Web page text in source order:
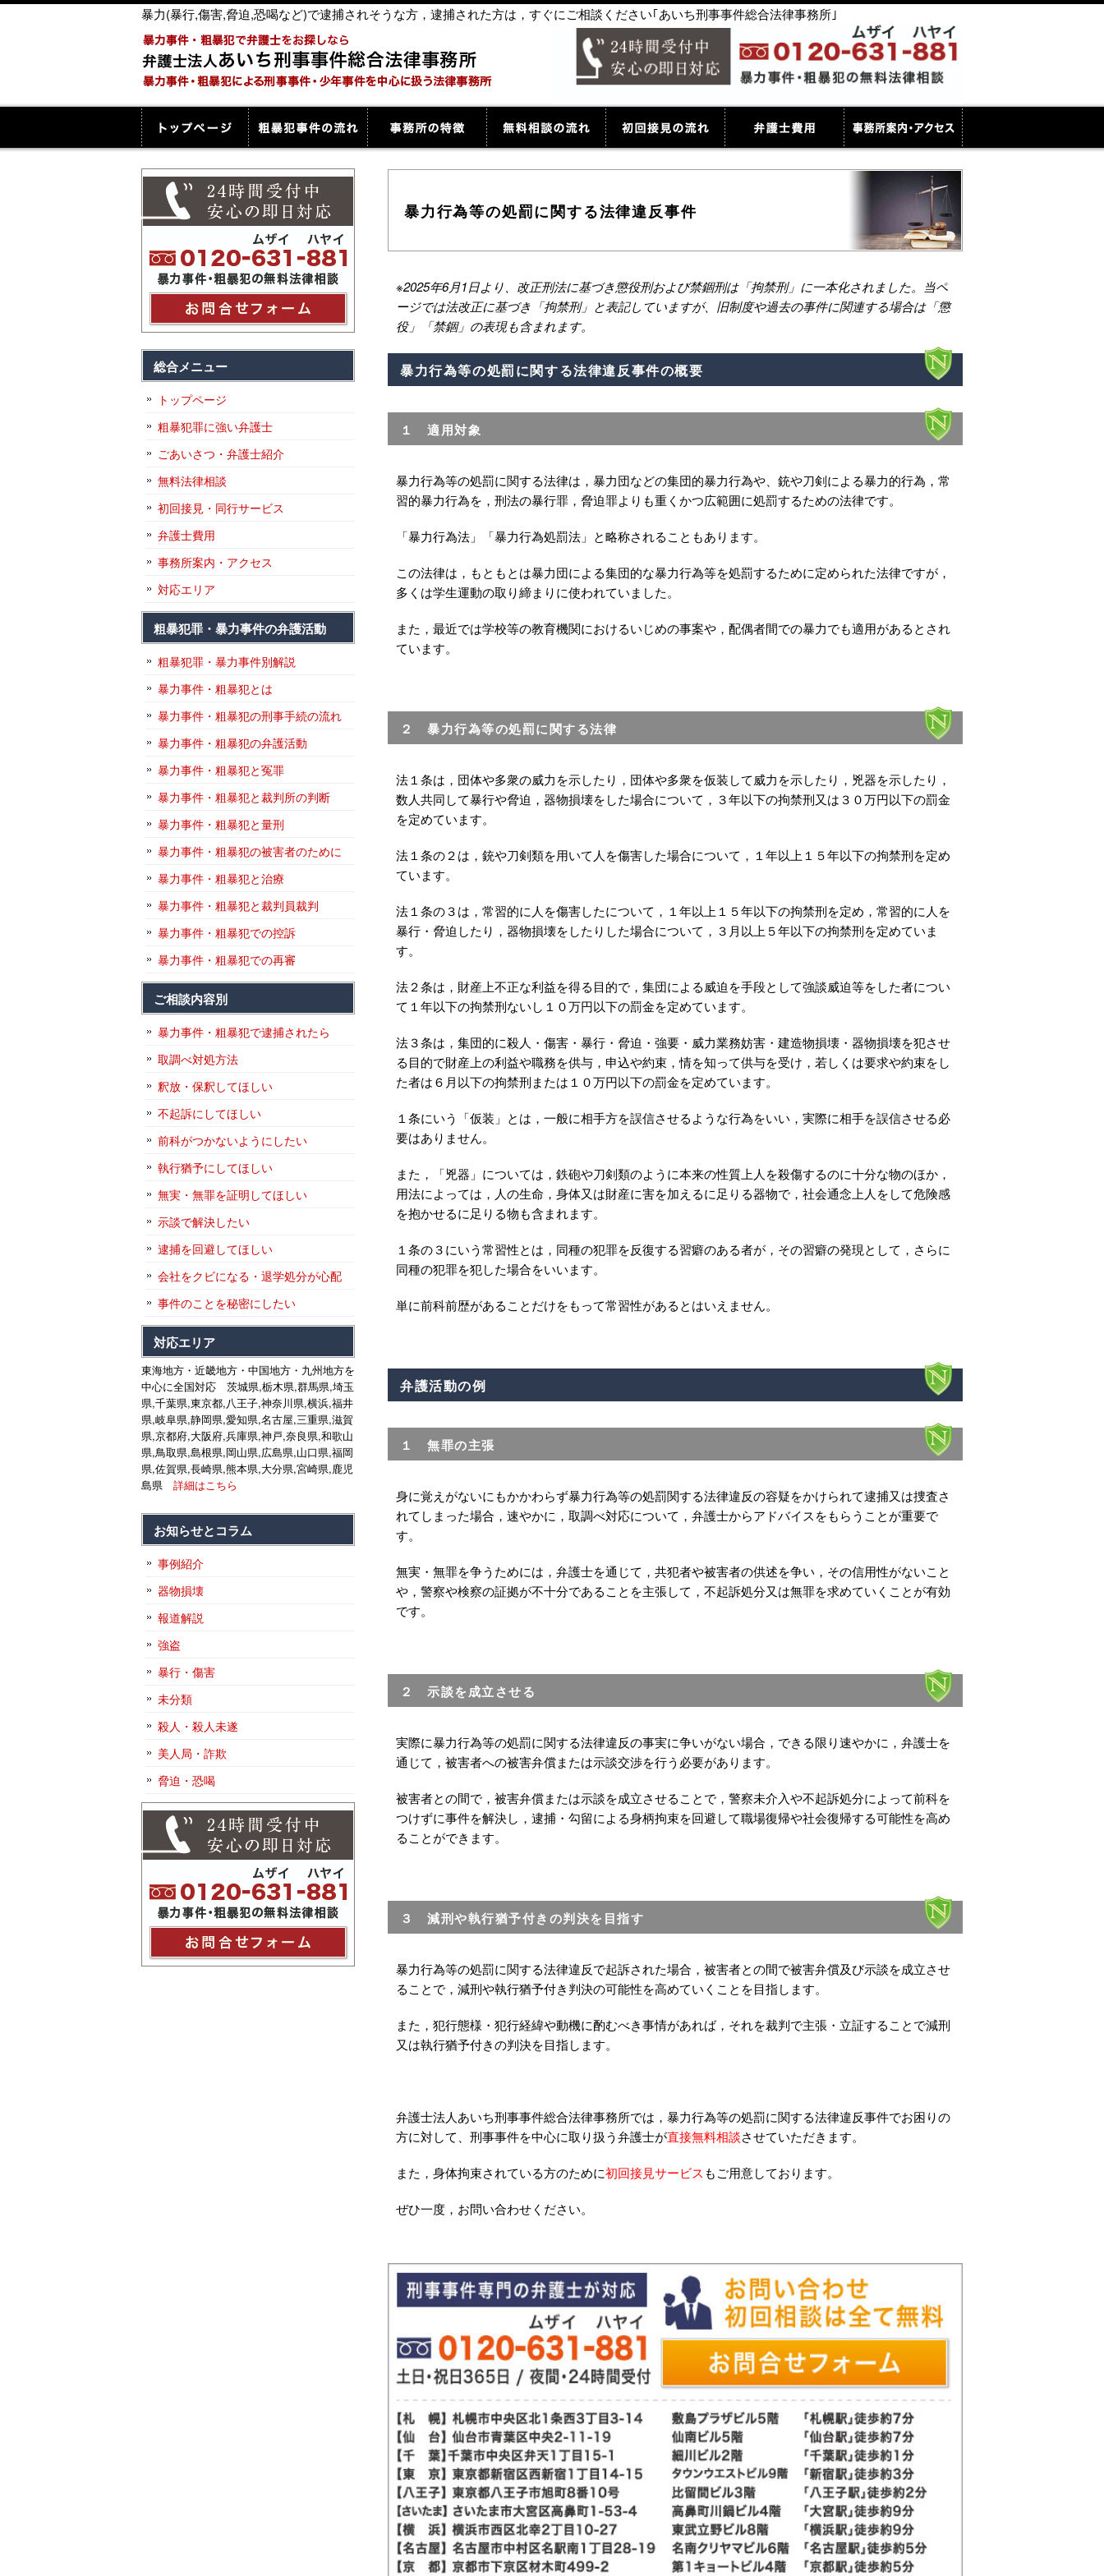
暴力(暴行,傷害,脅迫,恐喝など)で逮捕されそうな方，逮捕された方は，すぐにご相談ください｢あいち刑事事件総合法律事務所｣
暴力行為等の処罰に関する法律違反事件
※2025年6月1日より、改正刑法に基づき懲役刑および禁錮刑は「拘禁刑」に一本化されました。当ペ
ージでは法改正に基づき「拘禁刑」と表記していますが、旧制度や過去の事件に関連する場合は「懲
役」「禁錮」の表現も含まれます。
暴力行為等の処罰に関する法律違反事件の概要
１ 適用対象
暴力行為等の処罰に関する法律は，暴力団などの集団的暴力行為や、銃や刀剣による暴力的行為，常
習的暴力行為を，刑法の暴行罪，脅迫罪よりも重くかつ広範囲に処罰するための法律です。
「暴力行為法」「暴力行為処罰法」と略称されることもあります。
この法律は，もともとは暴力団による集団的な暴力行為等を処罰するために定められた法律ですが，
多くは学生運動の取り締まりに使われていました。
また，最近では学校等の教育機関におけるいじめの事案や，配偶者間での暴力でも適用があるとされ
ています。
２ 暴力行為等の処罰に関する法律
法１条は，団体や多衆の威力を示したり，団体や多衆を仮装して威力を示したり，兇器を示したり，
数人共同して暴行や脅迫，器物損壊をした場合について，３年以下の拘禁刑又は３０万円以下の罰金
を定めています。
法１条の２は，銃や刀剣類を用いて人を傷害した場合について，１年以上１５年以下の拘禁刑を定め
ています。
法１条の３は，常習的に人を傷害したについて，１年以上１５年以下の拘禁刑を定め，常習的に人を
暴行・脅迫したり，器物損壊をしたりした場合について，３月以上５年以下の拘禁刑を定めていま
す。
法２条は，財産上不正な利益を得る目的で，集団による威迫を手段として強談威迫等をした者につい
て１年以下の拘禁刑ないし１０万円以下の罰金を定めています。
法３条は，集団的に殺人・傷害・暴行・脅迫・強要・威力業務妨害・建造物損壊・器物損壊を犯させ
る目的で財産上の利益や職務を供与，申込や約束，情を知って供与を受け，若しくは要求や約束をし
た者は６月以下の拘禁刑または１０万円以下の罰金を定めています。
１条にいう「仮装」とは，一般に相手方を誤信させるような行為をいい，実際に相手を誤信させる必
要はありません。
また，「兇器」については，鉄砲や刀剣類のように本来の性質上人を殺傷するのに十分な物のほか，
用法によっては，人の生命，身体又は財産に害を加えるに足りる器物で，社会通念上人をして危険感
を抱かせるに足りる物も含まれます。
１条の３にいう常習性とは，同種の犯罪を反復する習癖のある者が，その習癖の発現として，さらに
同種の犯罪を犯した場合をいいます。
単に前科前歴があることだけをもって常習性があるとはいえません。
弁護活動の例
１ 無罪の主張
身に覚えがないにもかかわらず暴力行為等の処罰関する法律違反の容疑をかけられて逮捕又は捜査さ
れてしまった場合，速やかに，取調べ対応について，弁護士からアドバイスをもらうことが重要で
す。
無実・無罪を争うためには，弁護士を通じて，共犯者や被害者の供述を争い，その信用性がないこと
や，警察や検察の証拠が不十分であることを主張して，不起訴処分又は無罪を求めていくことが有効
です。
２ 示談を成立させる
実際に暴力行為等の処罰に関する法律違反の事実に争いがない場合，できる限り速やかに，弁護士を
通じて，被害者への被害弁償または示談交渉を行う必要があります。
被害者との間で，被害弁償または示談を成立させることで，警察未介入や不起訴処分によって前科を
つけずに事件を解決し，逮捕・勾留による身柄拘束を回避して職場復帰や社会復帰する可能性を高め
ることができます。
３ 減刑や執行猶予付きの判決を目指す
暴力行為等の処罰に関する法律違反で起訴された場合，被害者との間で被害弁償及び示談を成立させ
ることで，減刑や執行猶予付き判決の可能性を高めていくことを目指します。
また，犯行態様・犯行経緯や動機に酌むべき事情があれば，それを裁判で主張・立証することで減刑
又は執行猶予付きの判決を目指します。
弁護士法人あいち刑事事件総合法律事務所では，暴力行為等の処罰に関する法律違反事件でお困りの
方に対して、刑事事件を中心に取り扱う弁護士が直接無料相談させていただきます。
また，身体拘束されている方のために初回接見サービスもご用意しております。
ぜひ一度，お問い合わせください。
総合メニュー
トップページ
粗暴犯罪に強い弁護士
ごあいさつ・弁護士紹介
無料法律相談
初回接見・同行サービス
弁護士費用
事務所案内・アクセス
対応エリア
粗暴犯罪・暴力事件の弁護活動
粗暴犯罪・暴力事件別解説
暴力事件・粗暴犯とは
暴力事件・粗暴犯の刑事手続の流れ
暴力事件・粗暴犯の弁護活動
暴力事件・粗暴犯と冤罪
暴力事件・粗暴犯と裁判所の判断
暴力事件・粗暴犯と量刑
暴力事件・粗暴犯の被害者のために
暴力事件・粗暴犯と治療
暴力事件・粗暴犯と裁判員裁判
暴力事件・粗暴犯での控訴
暴力事件・粗暴犯での再審
ご相談内容別
暴力事件・粗暴犯で逮捕されたら
取調べ対処方法
釈放・保釈してほしい
不起訴にしてほしい
前科がつかないようにしたい
執行猶予にしてほしい
無実・無罪を証明してほしい
示談で解決したい
逮捕を回避してほしい
会社をクビになる・退学処分が心配
事件のことを秘密にしたい
対応エリア
東海地方・近畿地方・中国地方・九州地方を
中心に全国対応 茨城県,栃木県,群馬県,埼玉
県,千葉県,東京都,八王子,神奈川県,横浜,福井
県,岐阜県,静岡県,愛知県,名古屋,三重県,滋賀
県,京都府,大阪府,兵庫県,神戸,奈良県,和歌山
県,鳥取県,島根県,岡山県,広島県,山口県,福岡
県,佐賀県,長崎県,熊本県,大分県,宮崎県,鹿児
島県 詳細はこちら
お知らせとコラム
事例紹介
器物損壊
報道解説
強盗
暴行・傷害
未分類
殺人・殺人未遂
美人局・詐欺
脅迫・恐喝